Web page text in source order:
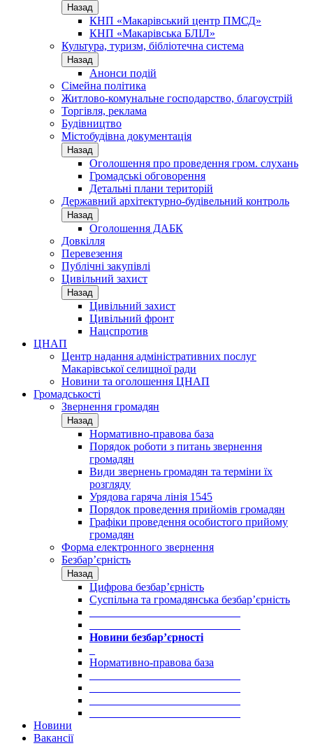
Назад
КНП «Макарівський центр ПМСД»
КНП «Макарівська БЛІЛ»
Культура, туризм, бібліотечна система
Назад
Анонси подій
Сімейна політика
Житлово-комунальне господарство, благоустрій
Торгівля, реклама
Будівництво
Містобудівна документація
Назад
Оголошення про проведення гром. слухань
Громадські обговорення
Детальні плани територій
Державний архітектурно-будівельний контроль
Назад
Оголошення ДАБК
Довкілля
Перевезення
Публічні закупівлі
Цивільний захист
Назад
Цивільний захист
Цивільний фронт
Нацспротив
ЦНАП
Центр надання адміністративних послуг
Макарівської селищної ради
Новини та оголошення ЦНАП
Громадськості
Звернення громадян
Назад
Нормативно-правова база
Порядок роботи з питань звернення
громадян
Види звернень громадян та терміни їх
розгляду
Урядова гаряча лінія 1545
Порядок проведення прийомів громадян
Графіки проведення особистого прийому
громадян
Форма електронного звернення
Безбар’єрність
Назад
Цифрова безбар’єрність
Суспільна та громадянська безбар’єрність
Новини безбар’єрності
Нормативно-правова база
Новини
Вакансії